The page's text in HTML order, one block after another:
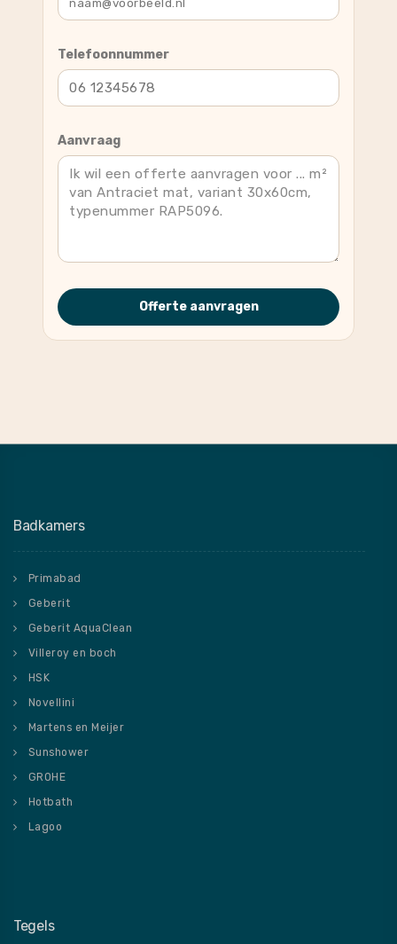
Telefoonnummer
Aanvraag
Offerte aanvragen
Badkamers
Primabad
Geberit
Geberit AquaClean
Villeroy en boch
HSK
Novellini
Martens en Meijer
Sunshower
GROHE
Hotbath
Lagoo
Tegels